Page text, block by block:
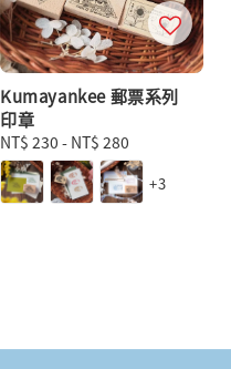
Kumayankee 郵票系列
印章
Regular
price
NT$ 230 - NT$ 280
+3